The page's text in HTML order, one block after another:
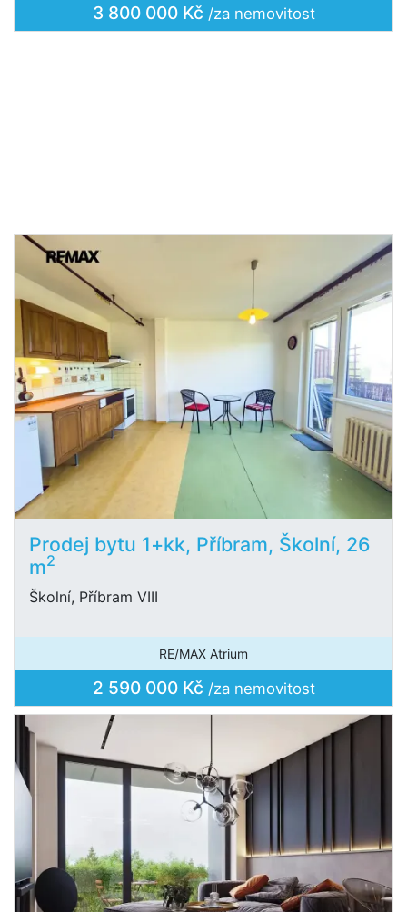
3 800 000 Kč /za nemovitost
Prodej bytu 1+kk, Příbram, Školní, 26
m2
Školní, Příbram VIII
RE/MAX Atrium
2 590 000 Kč /za nemovitost